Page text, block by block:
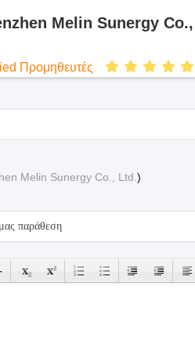
Melin Sunergy
Προμηθευτές
Melin Sunergy Co., Ltd. )